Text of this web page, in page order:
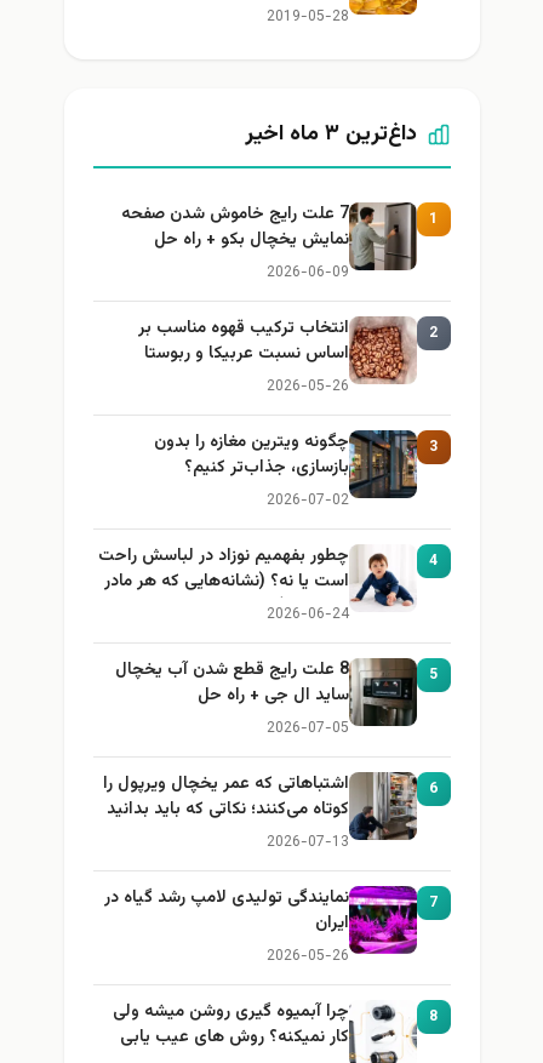
2019-05-28
داغ‌ترین ۳ ماه اخیر
1
7 علت رایج خاموش شدن صفحه
نمایش یخچال بکو + راه حل
2026-06-09
2
انتخاب ترکیب قهوه مناسب بر
اساس نسبت عربیکا و ربوستا
2026-05-26
3
چگونه ویترین مغازه را بدون
بازسازی، جذاب‌تر کنیم؟
2026-07-02
4
چطور بفهمیم نوزاد در لباسش راحت
است یا نه؟ (نشانه‌هایی که هر مادر
باید بداند)
2026-06-24
5
8 علت رایج قطع شدن آب یخچال
ساید ال جی + راه حل
2026-07-05
6
اشتباهاتی که عمر یخچال ویرپول را
کوتاه می‌کنند؛ نکاتی که باید بدانید
2026-07-13
7
نمایندگی تولیدی لامپ رشد گیاه در
ایران
2026-05-26
8
چرا آبمیوه گیری روشن میشه ولی
کار نمیکنه؟ روش های عیب یابی